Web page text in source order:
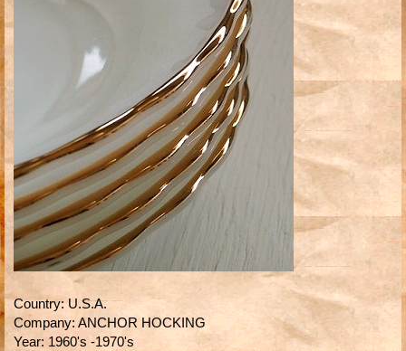
Country: U.S.A.
Company: ANCHOR HOCKING
Year: 1960's -1970's